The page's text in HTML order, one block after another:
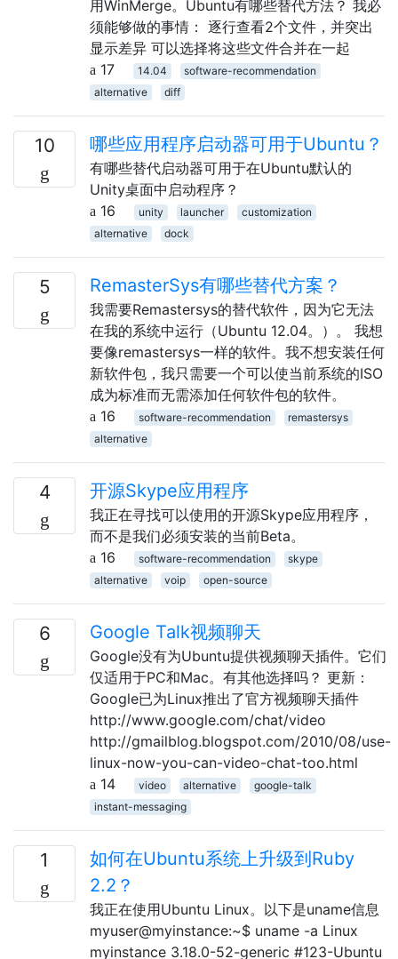
用WinMerge。Ubuntu有哪些替代方法？ 我必
须能够做的事情： 逐行查看2个文件，并突出
显示差异 可以选择将这些文件合并在一起
17
14.04
software-recommendation
alternative
diff
10 哪些应用程序启动器可用于Ubuntu？
有哪些替代启动器可用于在Ubuntu默认的
Unity桌面中启动程序？
16
unity launcher
customization
alternative
dock
5 RemasterSys有哪些替代方案？
我需要Remastersys的替代软件，因为它无法
在我的系统中运行（Ubuntu 12.04。）。 我想
要像remastersys一样的软件。我不想安装任何
新软件包，我只需要一个可以使当前系统的ISO
成为标准而无需添加任何软件包的软件。
16
software-recommendation
remastersys
alternative
4 开源Skype应用程序
我正在寻找可以使用的开源Skype应用程序，
而不是我们必须安装的当前Beta。
16
software-recommendation
skype
alternative
voip open-source
6 Google Talk视频聊天
Google没有为Ubuntu提供视频聊天插件。它们
仅适用于PC和Mac。有其他选择吗？ 更新：
Google已为Linux推出了官方视频聊天插件
http://www.google.com/chat/video
http://gmailblog.blogspot.com/2010/08/use-
linux-now-you-can-video-chat-too.html
14
video alternative
google-talk
instant-messaging
1
如何在Ubuntu系统上升级到Ruby
2.2？
我正在使用Ubuntu Linux。以下是uname信息
myuser@myinstance:~$ uname -a Linux
myinstance 3.18.0-52-generic #123-Ubuntu